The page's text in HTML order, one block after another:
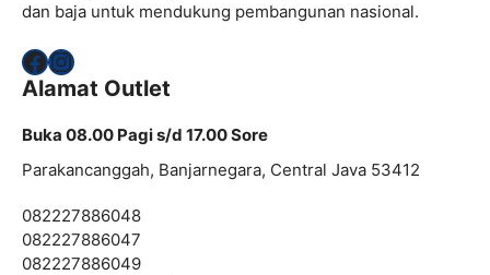
dan baja untuk mendukung pembangunan nasional.
Facebook
Instagram
Alamat Outlet
Buka 08.00 Pagi s/d 17.00 Sore
Parakancanggah, Banjarnegara, Central Java 53412
082227886048
082227886047
082227886049